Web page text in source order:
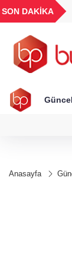
SON DAKİKA
GEL
18,2677
Güncel
Anasayfa